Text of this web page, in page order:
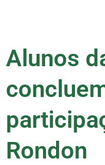
Alunos
Rondon